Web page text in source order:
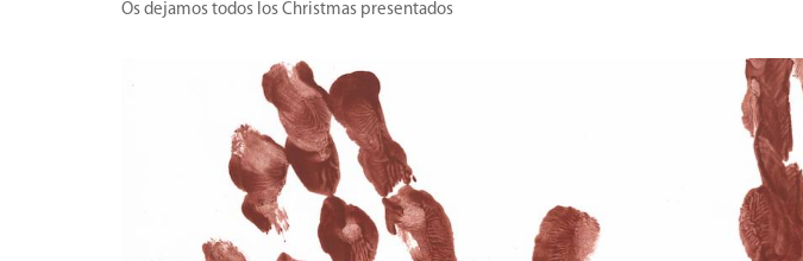
Os dejamos todos los Christmas presentados